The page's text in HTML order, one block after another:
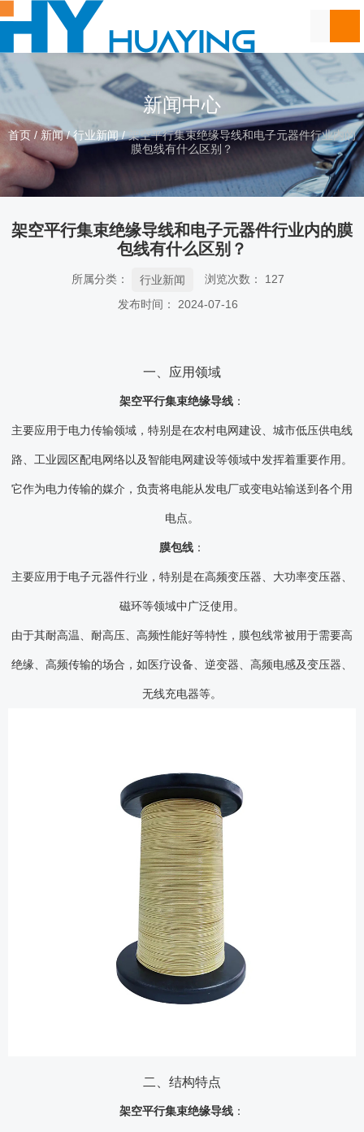
新闻中心
首页 / 新闻 /行业新闻 /架空平行集束绝缘导线和电子元器件行业内的
膜包线有什么区别？
架空平行集束绝缘导线和电子元器件行业内的膜
包线有什么区别？
所属分类： 行业新闻 浏览次数： 127
发布时间： 2024-07-16
一、应用领域
架空平行集束绝缘导线 ：
主要应用于电力传输领域，特别是在农村电网建设、城市低压供电线
路、工业园区配电网络以及智能电网建设等领域中发挥着重要作用。
它作为电力传输的媒介，负责将电能从发电厂或变电站输送到各个用
电点。
膜包线 ：
主要应用于电子元器件行业，特别是在高频变压器、大功率变压器、
磁环等领域中广泛使用。
由于其耐高温、耐高压、高频性能好等特性，膜包线常被用于需要高
绝缘、高频传输的场合，如医疗设备、逆变器、高频电感及变压器、
无线充电器等。
二、结构特点
架空平行集束绝缘导线 ：